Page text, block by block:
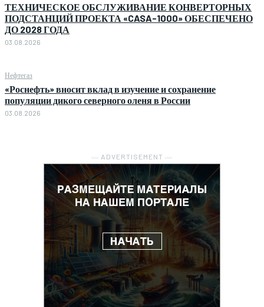
ТЕХНИЧЕСКОЕ ОБСЛУЖИВАНИЕ КОНВЕРТОРНЫХ
ПОДСТАНЦИЙ ПРОЕКТА «CASA-1000» ОБЕСПЕЧЕНО
ДО 2028 ГОДА
03.08.2026
Нефтегаз
«Роснефть» вносит вклад в изучение и сохранение
популяции дикого северного оленя в России
03.08.2026
― ADVERTISEMENT ―